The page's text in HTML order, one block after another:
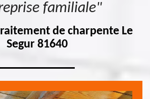
familiale"
de charpente Le
Segur 81640